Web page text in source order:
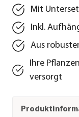
Mit
Inkl.
Aus
Ihre
versorgt